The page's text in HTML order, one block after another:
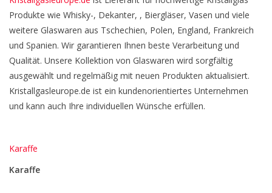
Produkte wie Whisky-, Dekanter, , Biergläser, Vasen und viele
weitere Glaswaren aus Tschechien, Polen, England, Frankreich
und Spanien. Wir garantieren Ihnen beste Verarbeitung und
Qualität. Unsere Kollektion von Glaswaren wird sorgfältig
ausgewählt und regelmäßig mit neuen Produkten aktualisiert.
Kristallgasleurope.de ist ein kundenorientiertes Unternehmen
und kann auch Ihre individuellen Wünsche erfüllen.
Karaffe
Karaffe